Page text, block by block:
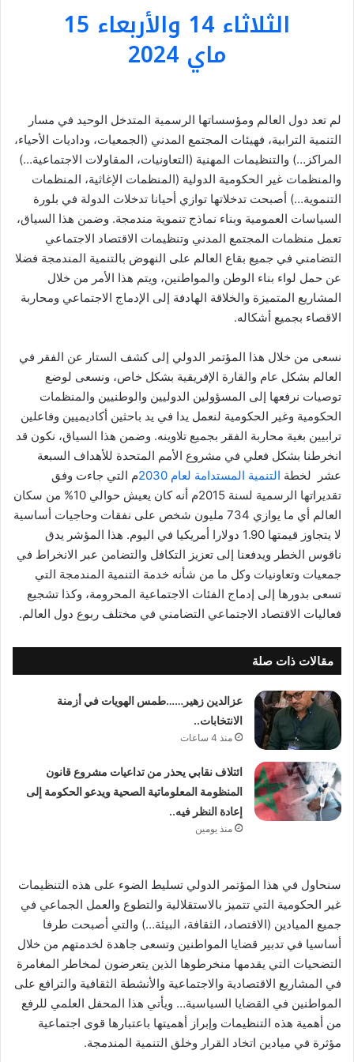
الثلاثاء 14 والأربعاء 15
ماي 2024
لم تعد دول العالم ومؤسساتها الرسمية المتدخل الوحيد في مسار
التنمية الترابية، فهيئات المجتمع المدني (الجمعيات، وداديات الأحياء،
المراكز…) والتنظيمات المهنية (التعاونيات، المقاولات الاجتماعية…)
والمنظمات غير الحكومية الدولية (المنظمات الإغاثية، المنظمات
التنموية…) أصبحت تدخلاتها توازي أحيانا تدخلات الدولة في بلورة
السياسات العمومية وبناء نماذج تنموية مندمجة. وضمن هذا السياق،
تعمل منظمات المجتمع المدني وتنظيمات الاقتصاد الاجتماعي
التضامني في جميع بقاع العالم على النهوض بالتنمية المندمجة فضلا
عن حمل لواء بناء الوطن والمواطنين، ويتم هذا الأمر من خلال
المشاريع المتميزة والخلاقة الهادفة إلى الإدماج الاجتماعي ومحاربة
الاقصاء بجميع أشكاله.
نسعى من خلال هذا المؤتمر الدولي إلى كشف الستار عن الفقر في
العالم بشكل عام والقارة الإفريقية بشكل خاص، ونسعى لوضع
توصيات نرفعها إلى المسؤولين الدوليين والوطنيين والمنظمات
الحكومية وغير الحكومية لنعمل يدا في يد باحثين أكاديميين وفاعلين
ترابيين بغية محاربة الفقر بجميع تلاوينه. وضمن هذا السياق، نكون قد
انخرطنا بشكل فعلي في مشروع الأمم المتحدة للأهداف السبعة
عشر لخطة التنمية المستدامة لعام 2030
م التي جاءت وفق
تقديراتها الرسمية لسنة 2015م أنه كان يعيش حوالي 10% من سكان
العالم أي ما يوازي 734 مليون شخص على نفقات وحاجيات أساسية
لا يتجاوز قيمتها 1.90 دولارا أمريكيا في اليوم. هذا المؤشر يدق
ناقوس الخطر ويدفعنا إلى تعزيز التكافل والتضامن عبر الانخراط في
جمعيات وتعاونيات وكل ما من شأنه خدمة التنمية المندمجة التي
تسعى بدورها إلى إدماج الفئات الاجتماعية المحرومة، وكذا تشجيع
فعاليات الاقتصاد الاجتماعي التضامني في مختلف ربوع دول العالم.
مقالات ذات صلة
عزالدين زهير……طمس الهويات في أزمنة
الانتخابات..
منذ 4 ساعات
ائتلاف نقابي يحذر من تداعيات مشروع قانون
المنظومة المعلوماتية الصحية ويدعو الحكومة إلى
إعادة النظر فيه..
منذ يومين
سنحاول في هذا المؤتمر الدولي تسليط الضوء على هذه التنظيمات
غير الحكومية التي تتميز بالاستقلالية والتطوع والعمل الجماعي في
جميع الميادين (الاقتصاد، الثقافة، البيئة…) والتي أصبحت طرفا
أساسيا في تدبير قضايا المواطنين وتسعى جاهدة لخدمتهم من خلال
التضحيات التي يقدمها منخرطوها الذين يتعرضون لمخاطر المغامرة
في المشاريع الاقتصادية والاجتماعية والأنشطة الثقافية والترافع على
المواطنين في القضايا السياسية… ويأتي هذا المحفل العلمي للرفع
من أهمية هذه التنظيمات وإبراز أهميتها باعتبارها قوى اجتماعية
مؤثرة في ميادين اتخاد القرار وخلق التنمية المندمجة.